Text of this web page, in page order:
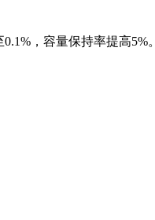
，容量保持率提高5%。